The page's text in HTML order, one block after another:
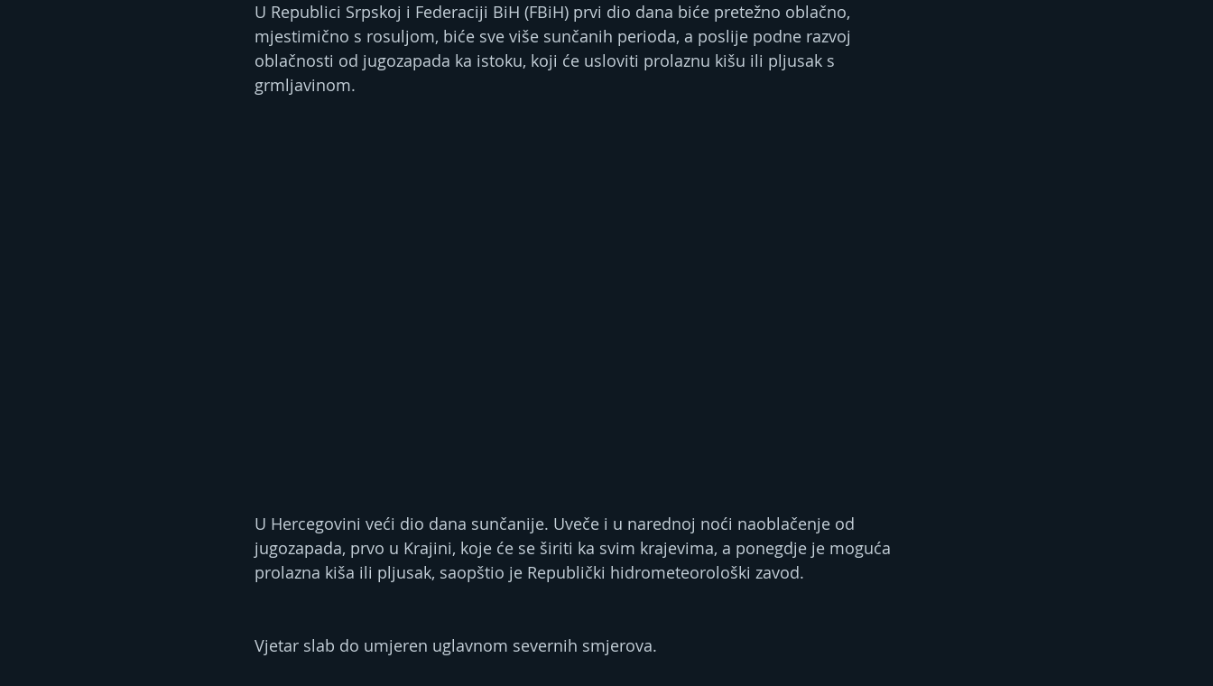
U Republici Srpskoj i Federaciji BiH (FBiH) prvi dio dana biće pretežno oblačno,
mjestimično s rosuljom, biće sve više sunčanih perioda, a poslije podne razvoj
oblačnosti od jugozapada ka istoku, koji će usloviti prolaznu kišu ili pljusak s
grmljavinom.
U Hercegovini veći dio dana sunčanije. Uveče i u narednoj noći naoblačenje od
jugozapada, prvo u Krajini, koje će se širiti ka svim krajevima, a ponegdje je moguća
prolazna kiša ili pljusak, saopštio je Republički hidrometeorološki zavod.
Vjetar slab do umjeren uglavnom severnih smjerova.